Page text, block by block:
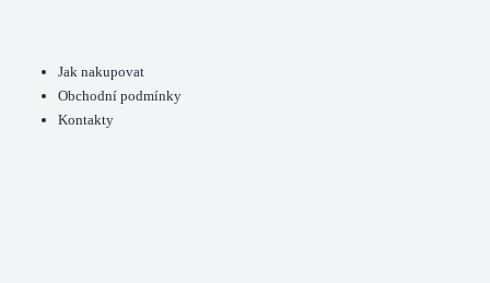
Jak nakupovat
Obchodní podmínky
Kontakty